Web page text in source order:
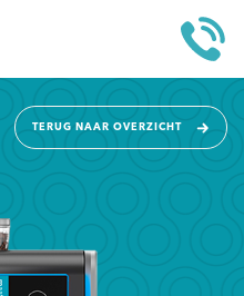
TERUG NAAR OVERZICHT